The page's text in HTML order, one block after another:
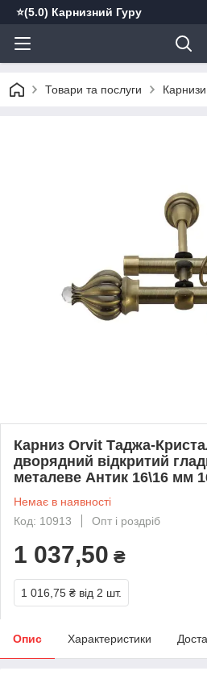
⭐️(5.0) Карнизний Гуру
Товари та послуги
Карниз Orvit Таджа-
дворядний відкритий
металеве Антик 16\16 мм
Немає в наявності
Код: 10913
Опт і роздріб
1 037,50 ₴
1 016,75 ₴ від 2 шт.
Опис Характеристики